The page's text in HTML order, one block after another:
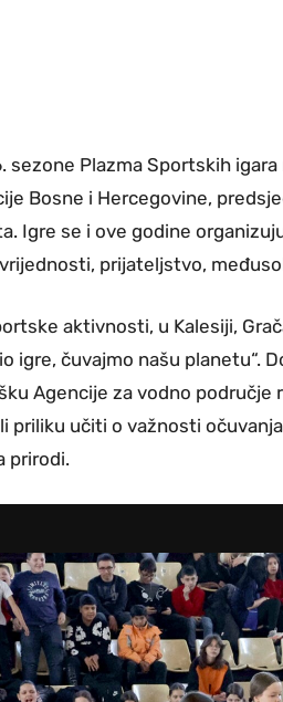
sezone Plazma Sportskih
Bosne i Hercegovine,
Igre se i ove godine
prijateljstvo,
aktivnosti, u Kalesiji,
igre, čuvajmo našu planetu“.
Agencije za vodno
priliku učiti o važnosti
prirodi.